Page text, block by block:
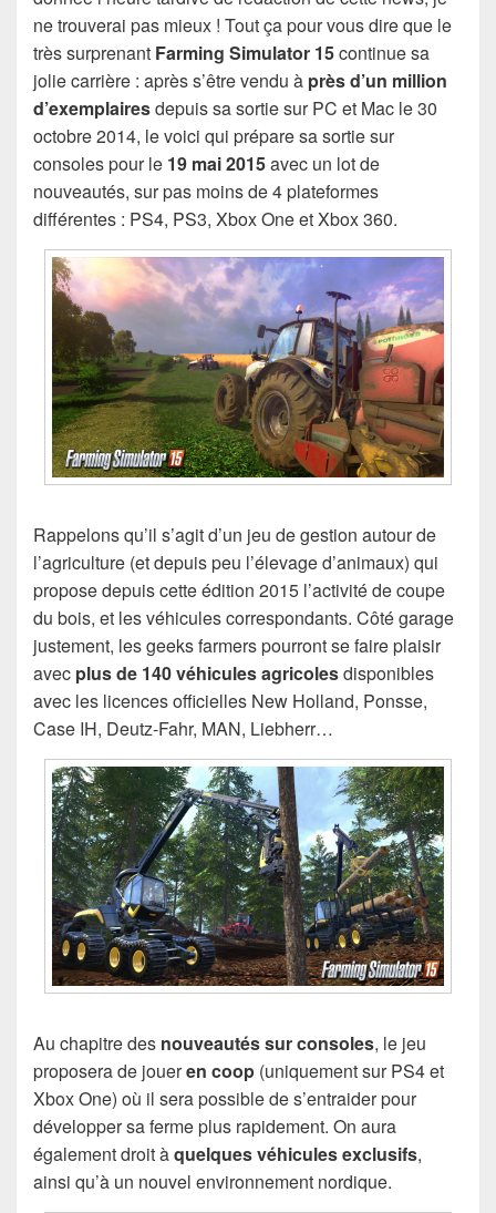
ne trouverai pas mieux ! Tout ça pour vous dire que le
très surprenant Farming Simulator 15continue sa
jolie carrière : après s’être vendu à près d’un million
d’exemplairesdepuis sa sortie sur PC et Mac le 30
octobre 2014, le voici qui prépare sa sortie sur
consoles pour le 19 mai 2015avec un lot de
nouveautés, sur pas moins de 4 plateformes
différentes : PS4, PS3, Xbox One et Xbox 360.
Rappelons qu’il s’agit d’un jeu de gestion autour de
l’agriculture (et depuis peu l’élevage d’animaux) qui
propose depuis cette édition 2015 l’activité de coupe
du bois, et les véhicules correspondants. Côté garage
justement, les geeks farmers pourront se faire plaisir
avec plus de 140 véhicules agricolesdisponibles
avec les licences officielles New Holland, Ponsse,
Case IH, Deutz-Fahr, MAN, Liebherr…
Au chapitre des nouveautés sur consoles, le jeu
proposera de joueren coop (uniquement sur PS4 et
Xbox One) où il sera possible de s’entraider pour
développer sa ferme plus rapidement. On aura
également droit àquelques véhicules exclusifs,
ainsi qu’à un nouvel environnement nordique.